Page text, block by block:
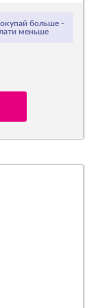
больше -
меньше